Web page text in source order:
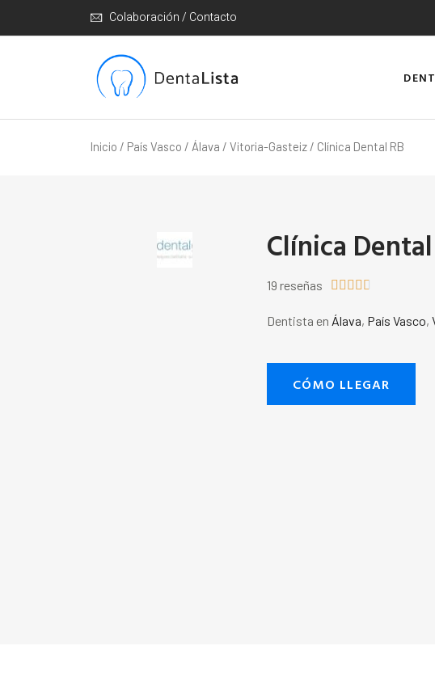
Colaboración / Contacto
Inicio / País Vasco / Álava / Vitoria-Gasteiz / Clínica Dental RB
Clínica
19 reseñas     
Dentista en Álava, País Vasco,
CÓMO LLEGAR